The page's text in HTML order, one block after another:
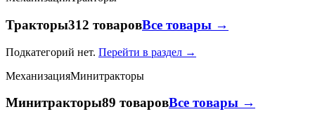
Тракторы312 товаровВсе товары →
Подкатегорий нет. Перейти в раздел →
МеханизацияМинитракторы
Минитракторы89 товаровВсе товары →